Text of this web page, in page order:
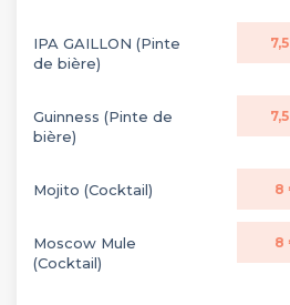
IPA GAILLON (Pinte
de bière)
Guinness (Pinte de
bière)
Mojito (Cocktail) 8
Moscow Mule
(Cocktail)
8